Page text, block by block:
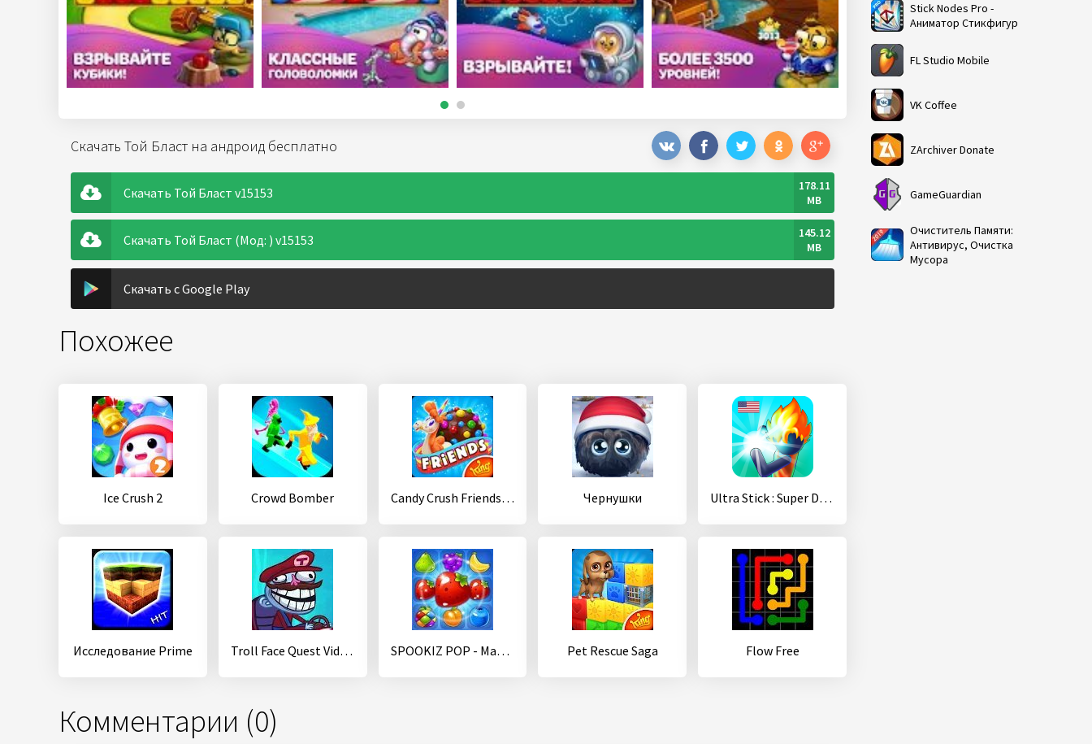
Stick Nodes Pro -
Аниматор Стикфигур
FL Studio Mobile
VK Coffee
ZArchiver Donate
GameGuardian
Очиститель Памяти:
Антивирус, Очистка
Мусора
Скачать Той Бласт на андроид бесплатно
Скачать Той Бласт v15153
178.11
MB
Скачать Той Бласт (Мод: ) v15153
145.12
MB
Скачать с Google Play
Похожее
Ice Crush 2 Crowd Bomber Candy Crush Friends Saga Чернушки Ultra Stick : Super Dragon Fight
Исследование Prime Troll Face Quest Video Games 2 SPOOKIZ POP - Match 3 Puzzle Pet Rescue Saga Flow Free
Комментарии (0)